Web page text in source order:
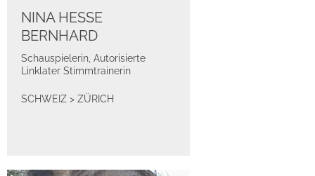
NINA HESSE
BERNHARD
Schauspielerin, Autorisierte
Linklater Stimmtrainerin
SCHWEIZ > ZÜRICH